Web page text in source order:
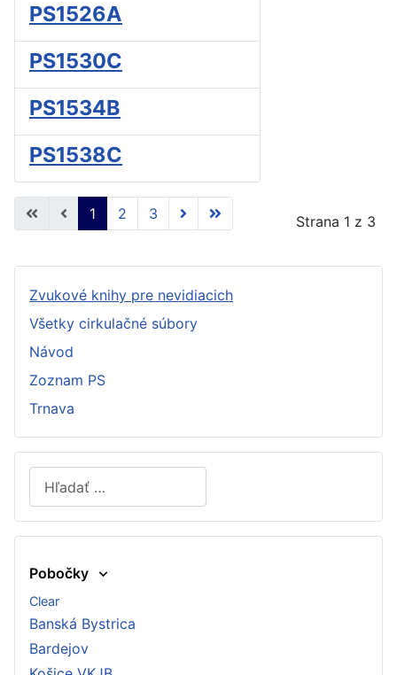
PS1526A
PS1530C
PS1534B
PS1538C
Strana 1 z 3
1 2 3
Zvukové knihy pre nevidiacich
Všetky cirkulačné súbory
Návod
Zoznam PS
Trnava
Hľadať
Type 2 or more characters for results.
Pobočky
Clear
Banská Bystrica
Bardejov